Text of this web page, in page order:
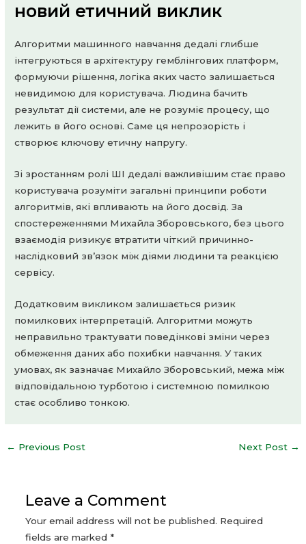
новий етичний виклик
Алгоритми машинного навчання дедалі глибше
інтегруються в архітектуру гемблінгових платформ,
формуючи рішення, логіка яких часто залишається
невидимою для користувача. Людина бачить
результат дії системи, але не розуміє процесу, що
лежить в його основі. Саме ця непрозорість і
створює ключову етичну напругу.
Зі зростанням ролі ШІ дедалі важливішим стає право
користувача розуміти загальні принципи роботи
алгоритмів, які впливають на його досвід. За
спостереженнями Михайла Зборовського, без цього
взаємодія ризикує втратити чіткий причинно-
наслідковий зв’язок між діями людини та реакцією
сервісу.
Додатковим викликом залишається ризик
помилкових інтерпретацій. Алгоритми можуть
неправильно трактувати поведінкові зміни через
обмеження даних або похибки навчання. У таких
умовах, як зазначає Михайло Зборовський, межа між
відповідальною турботою і системною помилкою
стає особливо тонкою.
Post
← Previous Post Next Post →
Leave a Comment
Your email address will not be published. Required
fields are marked *